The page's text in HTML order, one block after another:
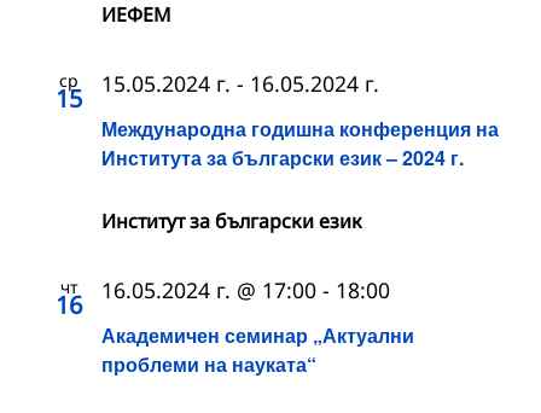
ИЕФЕМ
ср
15
Международна годишна конференция на
Института за български език – 2024 г.
15.05.2024 г. - 16.05.2024 г.
Институт за български език
чт
16
Академичен семинар „Актуални
проблеми на науката“
16.05.2024 г. @ 17:00 - 18:00